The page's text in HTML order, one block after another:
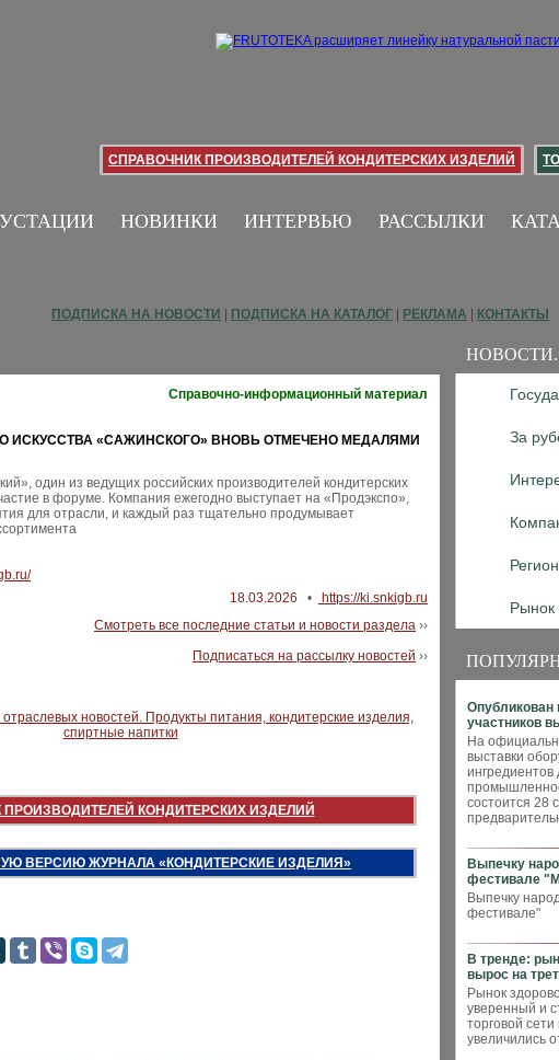
СПРАВОЧНИК ПРОИЗВОДИТЕЛЕЙ КОНДИТЕРСКИХ ИЗДЕЛИЙ
НОВИНКИ ИНТЕРВЬЮ РАССЫЛКИ
НОВОСТИ.
За
Рынок
Опубликован
участников
На
выставки
состоится 28
Выпечку
фестивале
Выпечку
фестивале"
В тренде:
вырос на
Рынок
уверенный и
торговой
увеличились
ПОДПИСКА НА НОВОСТИ ПОДПИСКА НА КАТАЛОГ РЕКЛАМА КОНТАКТЫ
Справочно-информационный материал
ИСКУССТВА «САЖИНСКОГО» ВНОВЬ ОТМЕЧЕНО МЕДАЛЯМИ
один из ведущих российских производителей кондитерских
в форуме. Компания ежегодно выступает на «Продэкспо»,
для отрасли, и каждый раз тщательно продумывает
18.03.2026 •
https://ki.snkigb.ru
Смотреть все последние статьи и новости раздела ››
Подписаться на рассылку новостей ››
КОНДИТЕРСКИХ ИЗДЕЛИЙ
ВЕРСИЮ ЖУРНАЛА «КОНДИТЕРСКИЕ ИЗДЕЛИЯ»